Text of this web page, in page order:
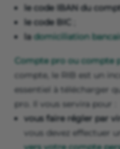
le code IBAN du
le code BIC
ladomiciliation
Compte pro ou compte
compte, le RIB est un
essentiel à télécharger
pro. Il vous servira pour :
vous faire régler par
vous devez effectuer un